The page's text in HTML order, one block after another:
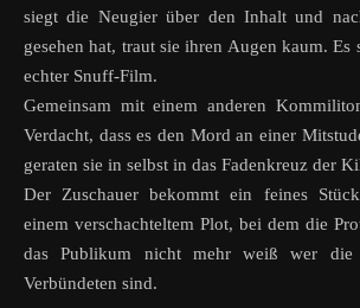
siegt die Neugier über den Inhalt und
gesehen hat, traut sie ihren Augen kaum. Es
echter Snuff-Film.
Gemeinsam mit einem anderen
Verdacht, dass es den Mord an einer
geraten sie in selbst in das Fadenkreuz der
Der Zuschauer bekommt ein feines
einem verschachteltem Plot, bei dem die
das Publikum nicht mehr weiß wer die
Verbündeten sind.